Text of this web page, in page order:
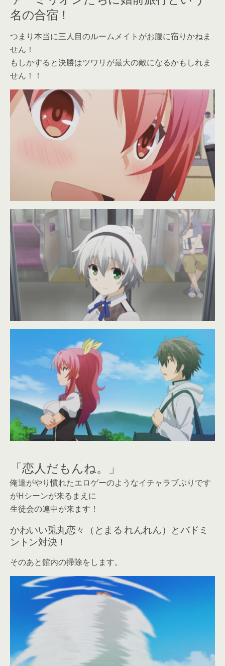
名の合宿！
つまり本当に三人目のルームメイトがお腹に宿りかねま
せん！
もしかすると決勝はツワリが最大の敵になるかもしれま
せん！！
「恋人だもんね。」
俺達がやり慣れたエロゲーのようなイチャラブぶりです
がHシーンが来るまえに
生徒会の連中が来ます！
かわいい兎丸恋々（とまる れんれん）とバドミ
ントン対決！
そのあと館内の掃除をします。